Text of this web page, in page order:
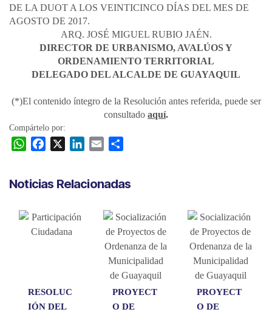
DE LA DUOT A LOS VEINTICINCO DÍAS DEL MES DE
AGOSTO DE 2017.
ARQ. JOSÉ MIGUEL RUBIO JAÉN.
DIRECTOR DE URBANISMO, AVALÚOS Y
ORDENAMIENTO TERRITORIAL
DELEGADO DEL ALCALDE DE GUAYAQUIL
(*)El contenido íntegro de la Resolución antes referida, puede ser
consultado aquí.
Compártelo por:
W
t
A
e
o
o
k
i
p
r
t
i
r
Noticias Relacionadas
RESOLUC
IÓN DEL
PROYECT
O DE
PROYECT
O DE